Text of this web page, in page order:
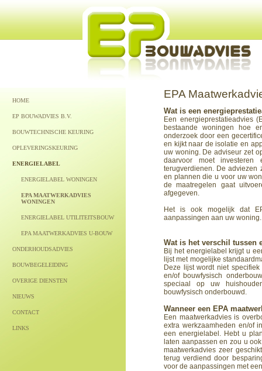
HOME
EP BOUWADVIES B.V.
BOUWTECHNISCHE KEURING
OPLEVERINGSKEURING
ENERGIELABEL
ENERGIELABEL WONINGEN
EPA MAATWERKADVIES
WONINGEN
ENERGIELABEL UTILITEITSBOUW
EPA MAATWERKADVIES U-BOUW
ONDERHOUDSADVIES
BOUWBEGELEIDING
OVERIGE DIENSTEN
NIEUWS
CONTACT
LINKS
EPA
Wat is een
Een energieprestatieadvies
bestaande woningen hoe
onderzoek door een
en kijkt naar de isolatie en
uw woning. De adviseur zet
daarvoor moet
terugverdienen. De
en plannen die u voor uw
de maatregelen gaat
afgegeven.
Het is ook mogelijk dat
aanpassingen aan uw woning.
Wat is het verschil tussen
Bij het energielabel krijgt u
lijst met mogelijke
Deze lijst wordt niet
en/of bouwfysisch
speciaal op uw
bouwfysisch onderbouwd.
Wanneer een EPA
Een maatwerkadvies is
extra werkzaamheden en/of
een energielabel. Hebt u
laten aanpassen en zou u
maatwerkadvies zeer
terug verdiend door
voor de aanpassingen met